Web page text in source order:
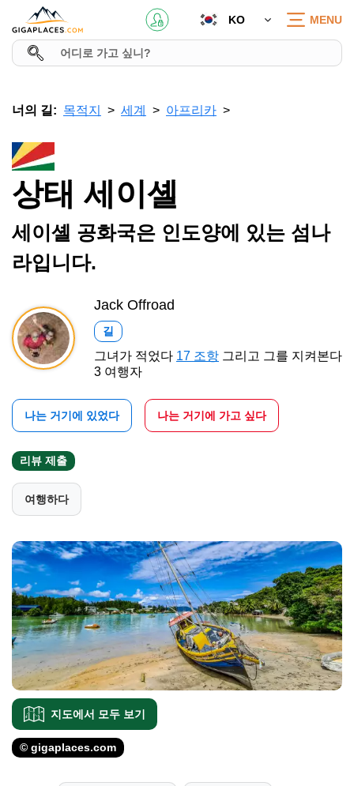
KO MENU
너의 길: 목적지 세계 아프리카
상태 세이셸
세이셸 공화국은 인도양에 있는 섬나
라입니다.
Jack Offroad
길
그녀가 적었다 17 조항 그리고 그를 지켜본다
3 여행자
나는 거기에 있었다 나는 거기에 가고 싶다
리뷰 제출
여행하다
지도에서 모두 보기
© gigaplaces.com